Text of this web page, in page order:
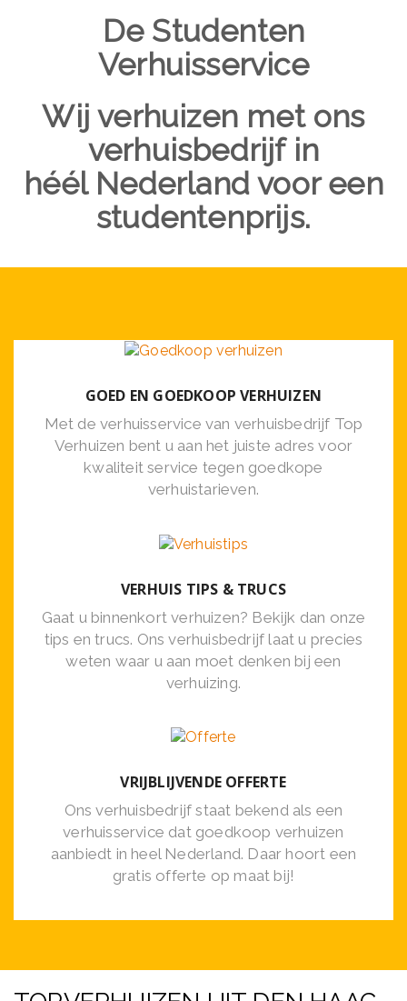
De Studenten
Verhuisservice
Wij verhuizen met ons
verhuisbedrijf in
héél Nederland voor een
studentenprijs.
GOED EN GOEDKOOP VERHUIZEN
Met de verhuisservice van verhuisbedrijf Top
Verhuizen bent u aan het juiste adres voor
kwaliteit service tegen goedkope
verhuistarieven.
VERHUIS TIPS & TRUCS
Gaat u binnenkort verhuizen? Bekijk dan onze
tips en trucs. Ons verhuisbedrijf laat u precies
weten waar u aan moet denken bij een
verhuizing.
VRIJBLIJVENDE OFFERTE
Ons verhuisbedrijf staat bekend als een
verhuisservice dat goedkoop verhuizen
aanbiedt in heel Nederland. Daar hoort een
gratis offerte op maat bij!